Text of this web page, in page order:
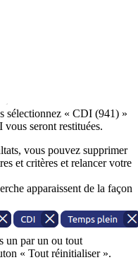
sélectionnez « CDI (941) »
seront restituées.
vous pouvez supprimer
et critères et relancer votre
apparaissent de la façon
un par un ou tout
« Tout réinitialiser ».